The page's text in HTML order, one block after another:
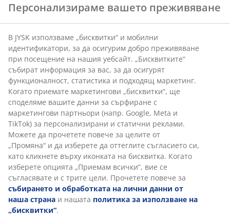
Персонализираме вашето преживяване
В JYSK използваме „бисквитки“ и мобилни
идентификатори, за да осигурим добро преживяване
при посещение на нашия уебсайт. „Бисквитките“
събират информация за вас, за да осигурят
функционалност, статистика и подходящ маркетинг.
Когато приемате маркетингови „бисквитки“, ще
споделяме вашите данни за сърфиране с
маркетингови партньори (напр. Google, Meta и
TikTok) за персонализирани и статични реклами.
Можете да прочетете повече за целите от
„Промяна“ и да изберете да оттеглите съгласието си,
като кликнете върху иконката на бисквитка. Когато
изберете опцията „Приемам всички“, вие се
съгласявате и с трите цели. Прочетете повече за
събирането и обработката на лични данни от
наша страна и нашата политика за използване на
„бисквитки“.